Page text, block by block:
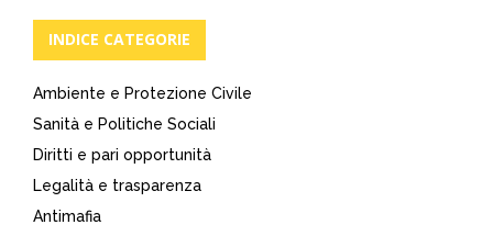
INDICE CATEGORIE
Ambiente e Protezione Civile
Sanità e Politiche Sociali
Diritti e pari opportunità
Legalità e trasparenza
Antimafia